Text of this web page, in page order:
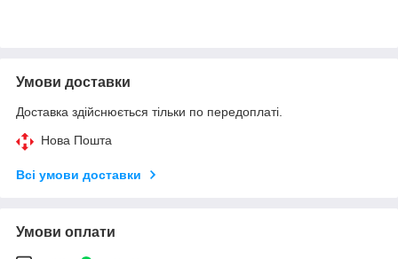
Умови доставки
Доставка здійснюється тільки по передоплаті.
Нова Пошта
Всі умови доставки
Умови оплати